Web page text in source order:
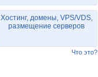
Хостинг, домены, VPS/VDS,
размещение серверов
Что это?